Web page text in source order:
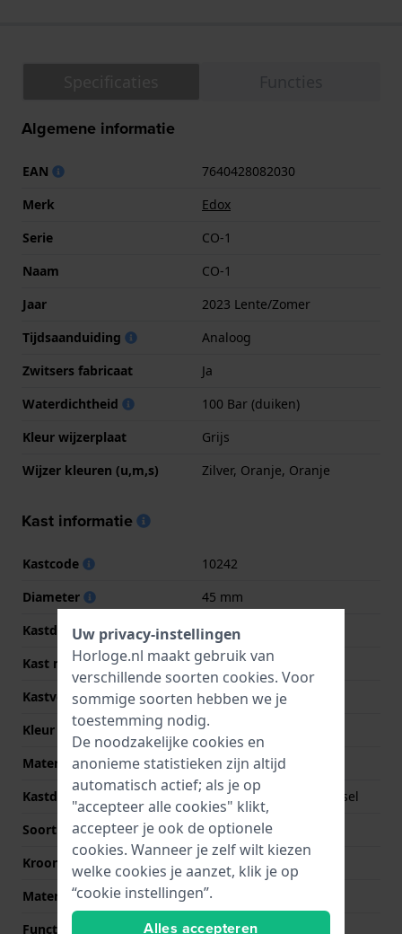
Algemene informatie
EAN
7640428082030
Merk
Edox
Serie
CO-1
Naam
CO-1
Jaar
2023 Lente/Zomer
Tijdsaanduiding
Analoog
Zwitsers fabricaat
Ja
Waterdichtheid
100 Bar (duiken)
Kleur wijzerplaat
Grijs
Wijzer kleuren (u,m,s)
Zilver, Oranje, Oranje
Kast informatie
Kastcode
10242
Diameter
45 mm
Kastdikte
16 mm
Kast materiaal
Titanium
Kastvorm
Rond
Kleur kast
Grijs
Materiaal kastdeksel
Titanium
Kastdeksel
Geschroefde achterdeksel
Soort glas
Saffier
Kroon
Geschroefde kroon
Materiaal bezel
Keramiek
Functie bezel
Professioneel duiken
Uw privacy-instellingen
Horloge.nl maakt gebruik van
verschillende soorten cookies. Voor
sommige soorten hebben we je
toestemming nodig.
De noodzakelijke cookies en
anonieme statistieken zijn altijd
automatisch actief; als je op
"accepteer alle cookies" klikt,
accepteer je ook de optionele
cookies. Wanneer je zelf wilt kiezen
welke cookies je aanzet, klik je op
“cookie instellingen”.
Alles accepteren